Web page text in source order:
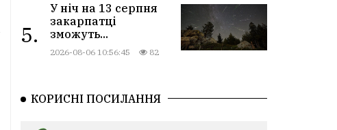
5.
У ніч на 13 серпня
закарпатці
зможуть...
2026-08-06 10:56:45 82
КОРИСНІ ПОСИЛАННЯ